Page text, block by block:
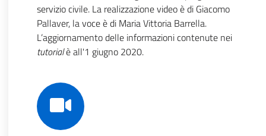
servizio civile. La realizzazione video è di Giacomo
Pallaver, la voce è di Maria Vittoria Barrella.
L’aggiornamento delle informazioni contenute nei
tutorialè all'1 giugno 2020.